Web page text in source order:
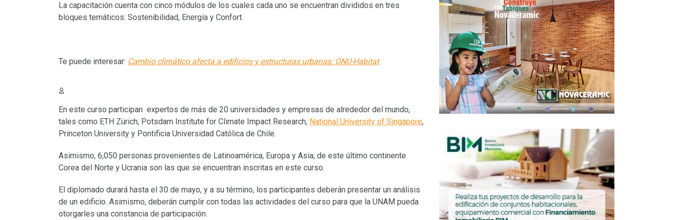
La capacitación cuenta con cinco módulos de los cuales cada uno se encuentran divididos en tres
bloques temáticos: Sostenibilidad, Energía y Confort.
Te puede interesar: Cambio climático afecta a edificios y estructuras urbanas: ONU-Habitat
En este curso participan expertos de más de 20 universidades y empresas de alrededor del mundo,
tales como ETH Zürich, Potsdam Institute for Climate Impact Research, National University of Singapore,
Princeton University y Pontificia Universidad Católica de Chile.
Asimismo, 6,050 personas provenientes de Latinoamérica, Europa y Asia; de este último continente
Corea del Norte y Ucrania son las que se encuentran inscritas en este curso.
El diplomado durará hasta el 30 de mayo, y a su término, los participantes deberán presentar un análisis
de un edificio. Asimismo, deberán cumplir con todas las actividades del curso para que la UNAM pueda
otorgarles una constancia de participación.